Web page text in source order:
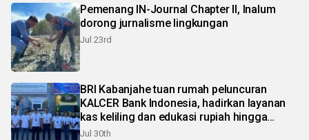
Pemenang IN-Journal Chapter II, Inalum
dorong jurnalisme lingkungan
Jul 23rd
BRI Kabanjahe tuan rumah peluncuran
KALCER Bank Indonesia, hadirkan layanan
kas keliling dan edukasi rupiah hingga
pelosok Karo
Jul 30th